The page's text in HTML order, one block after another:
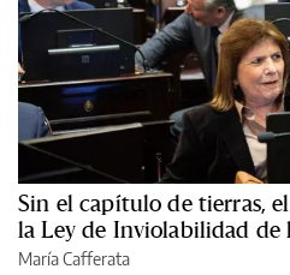
Sin el capítulo de tierras,
la Ley de Inviolabilidad de
María Cafferata